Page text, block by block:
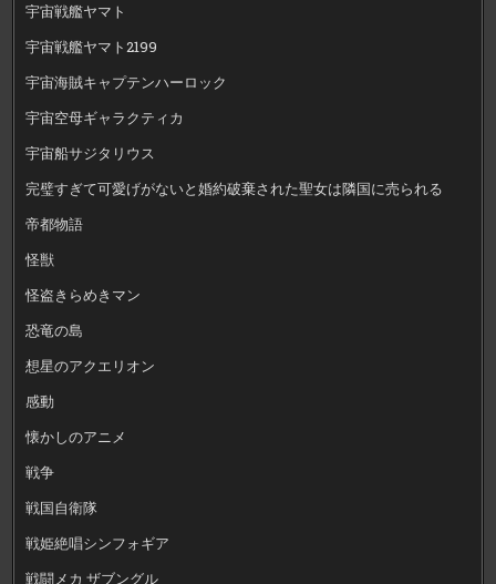
宇宙戦艦ヤマト
宇宙戦艦ヤマト2199
宇宙海賊キャプテンハーロック
宇宙空母ギャラクティカ
宇宙船サジタリウス
完璧すぎて可愛げがないと婚約破棄された聖女は隣国に売られる
帝都物語
怪獣
怪盗きらめきマン
恐竜の島
想星のアクエリオン
感動
懐かしのアニメ
戦争
戦国自衛隊
戦姫絶唱シンフォギア
戦闘メカ ザブングル